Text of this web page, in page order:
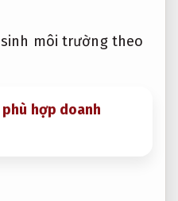
hợp doanh